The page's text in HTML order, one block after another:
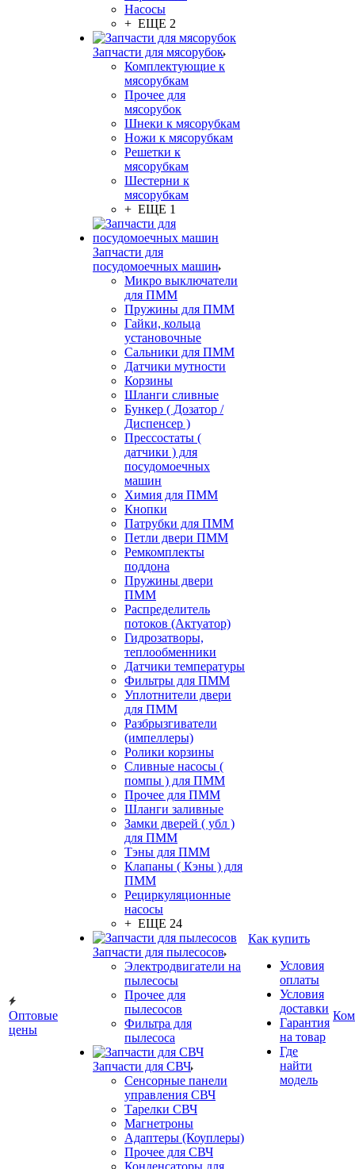
Оптовые
цены
Насосы
+ ЕЩЕ 2
Запчасти для мясорубок
Комплектующие к
мясорубкам
Прочее для
мясорубок
Шнеки к мясорубкам
Ножи к мясорубкам
Решетки к
мясорубкам
Шестерни к
мясорубкам
+ ЕЩЕ 1
Запчасти для
посудомоечных машин
Микро выключатели
для ПММ
Пружины для ПММ
Гайки, кольца
установочные
Сальники для ПММ
Датчики мутности
Корзины
Шланги сливные
Бункер ( Дозатор /
Диспенсер )
Прессостаты (
датчики ) для
посудомоечных
машин
Химия для ПММ
Кнопки
Патрубки для ПММ
Петли двери ПММ
Ремкомплекты
поддона
Пружины двери
ПММ
Распределитель
потоков (Актуатор)
Гидрозатворы,
теплообменники
Датчики температуры
Фильтры для ПММ
Уплотнители двери
для ПММ
Разбрызгиватели
(импеллеры)
Ролики корзины
Сливные насосы (
помпы ) для ПММ
Прочее для ПММ
Шланги заливные
Замки дверей ( убл )
для ПММ
Тэны для ПММ
Клапаны ( Кэны ) для
ПММ
Рециркуляционные
насосы
+ ЕЩЕ 24
Запчасти для пылесосов
Электродвигатели на
пылесосы
Прочее для
пылесосов
Фильтра для
пылесоса
Запчасти для СВЧ
Сенсорные панели
управления СВЧ
Тарелки СВЧ
Магнетроны
Адаптеры (Коуплеры)
Прочее для СВЧ
Конденсаторы для
Как купить
Условия
оплаты
Условия
доставки
Гарантия
на товар
Где
найти
модель